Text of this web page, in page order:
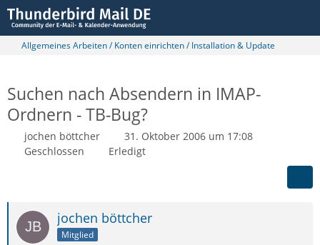
Allgemeines Arbeiten / Konten einrichten / Installation & Update
Suchen nach Absendern in IMAP-
Ordnern - TB-Bug?
jochen böttcher
31. Oktober 2006 um 17:08
Geschlossen
Erledigt
jochen böttcher
Mitglied